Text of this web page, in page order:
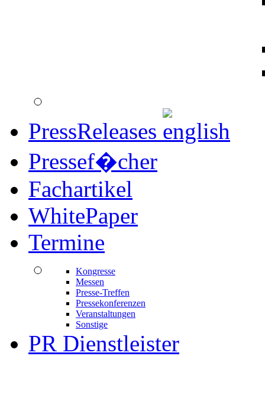
PressReleases
Pressef�cher
Fachartikel
WhitePaper
Termine
Kongresse
Messen
Presse-Treffen
Pressekonferenzen
Veranstaltungen
Sonstige
PR Dienstleister